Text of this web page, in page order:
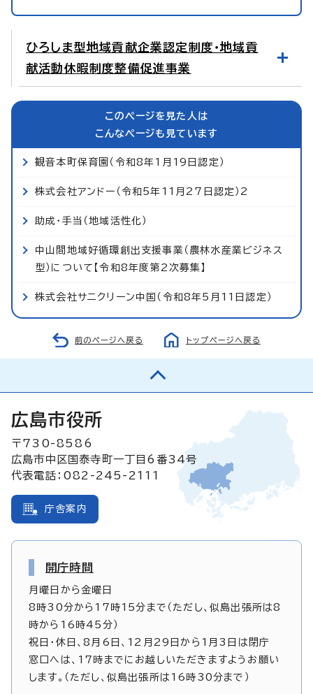
ひろしま型地域貢献企業認定制度・地域貢
献活動休暇制度整備促進事業
このページを見た人は
こんなページも見ています
観音本町保育園（令和8年1月19日認定）
株式会社アンドー（令和5年11月27日認定）2
助成・手当（地域活性化）
中山間地域好循環創出支援事業（農林水産業ビジネス
型）について【令和8年度第2次募集】
株式会社サニクリーン中国（令和8年5月11日認定）
前のページへ戻る トップページへ戻る
広島市役所
〒730-8586
広島市中区国泰寺町一丁目6番34号
代表電話：082-245-2111
庁舎案内
開庁時間
月曜日から金曜日
8時30分から17時15分まで（ただし、似島出張所は8
時から16時45分）
祝日・休日、8月6日、12月29日から1月3日は閉庁
窓口へは、17時までにお越しいただきますようお願い
します。（ただし、似島出張所は16時30分まで）